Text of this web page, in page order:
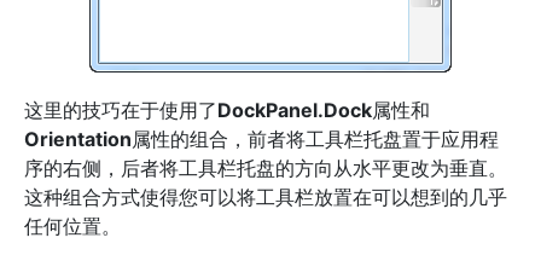
这里的技巧在于使用了DockPanel.Dock属性和
Orientation属性的组合，前者将工具栏托盘置于应用程
序的右侧，后者将工具栏托盘的方向从水平更改为垂直。
这种组合方式使得您可以将工具栏放置在可以想到的几乎
任何位置。